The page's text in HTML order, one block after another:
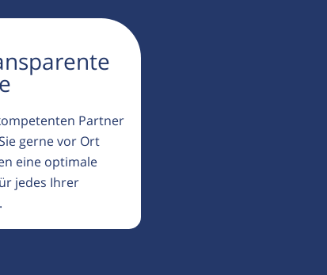
Partner
gerne vor Ort
eine optimale
jedes Ihrer